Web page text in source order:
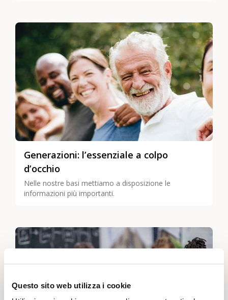
Questo sito web utilizza i cookie
Generazioni: l’essenziale a colpo
d’occhio
Nelle nostre basi mettiamo a disposizione le
informazioni più importanti.